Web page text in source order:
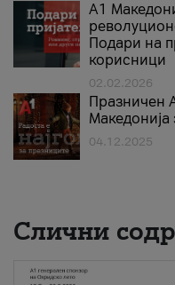
А1
Подари на
корисници
02.02.2026
Празничен
04.12.2025
Слични